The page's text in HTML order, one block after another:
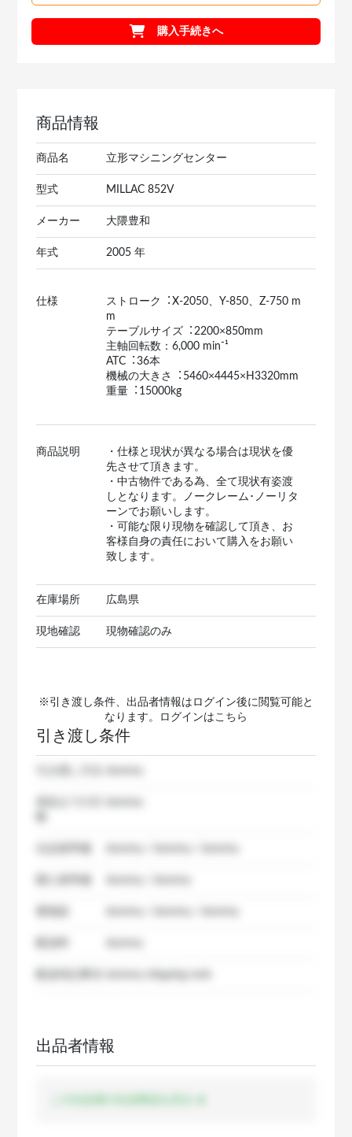
購入手続きへ
商品情報
商品名 立形マシニングセンター
型式 MILLAC 852V
メーカー 大隈豊和
年式 2005 年
仕様
ストローク︓X-2050、Y-850、Z-750 m
m
テーブルサイズ︓2200×850mm
主軸回転数：6,000 min⁻¹
ATC︓36本
機械の大きさ︓5460×4445×H3320mm
重量︓15000kg
商品説明
・仕様と現状が異なる場合は現状を優
先させて頂きます。
・中古物件である為、全て現状有姿渡
しとなります。ノークレーム･ノーリタ
ーンでお願いします。
・可能な限り現物を確認して頂き、お
客様自身の責任において購入をお願い
致します。
在庫場所 広島県
現地確認 現物確認のみ
※引き渡し条件、出品者情報はログイン後に閲覧可能と
なります。ログインはこちら
引き渡し条件
出品者情報